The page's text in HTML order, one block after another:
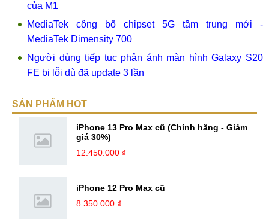
của M1
MediaTek công bố chipset 5G tầm trung mới -
MediaTek Dimensity 700
Người dùng tiếp tục phản ánh màn hình Galaxy S20
FE bị lỗi dù đã update 3 lần
SẢN PHẨM HOT
iPhone 13 Pro Max cũ (Chính hãng - Giảm
giá 30%)
12.450.000 ₫
iPhone 12 Pro Max cũ
8.350.000 ₫